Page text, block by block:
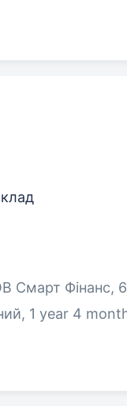
Смарт Фінанс,
1 year 4